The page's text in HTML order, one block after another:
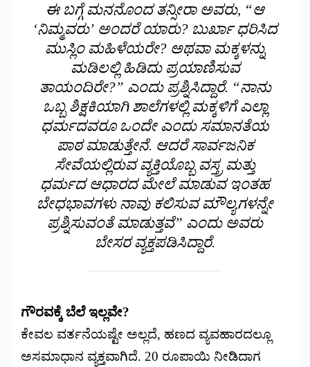
ಈ ಬಗ್ಗೆ ಮನನೊಂದ ತನ್ಸೀರಾ ಅವರು, “ಆ
‘ನಿಮ್ಮವರು’ ಅಂದರೆ ಯಾರು? ಬುರ್ಖಾ ಧರಿಸಿದ
ಮುಸ್ಲಿಂ ಮಹಿಳೆಯರೇ? ಅಥವಾ ಮಕ್ಕಳನ್ನು
ಮಡಿಲಲ್ಲಿ ಹಿಡಿದು ಪ್ರಯಾಣಿಸುವ
ತಾಯಂದಿರೇ?” ಎಂದು ಪ್ರಶ್ನಿಸಿದ್ದಾರೆ. “ನಾನು
ಒಬ್ಬ ಶಿಕ್ಷಕಿಯಾಗಿ ಶಾಲೆಗಳಲ್ಲಿ ಮಕ್ಕಳಿಗೆ ಎಲ್ಲಾ
ಧರ್ಮದವರೂ ಒಂದೇ ಎಂದು ಸಮಾನತೆಯ
ಪಾಠ ಮಾಡುತ್ತೇನೆ. ಆದರೆ ಸಾರ್ವಜನಿಕ
ಸೇವೆಯಲ್ಲಿರುವ ವ್ಯಕ್ತಿಯೊಬ್ಬ ವಸ್ತ್ರ ಮತ್ತು
ಧರ್ಮದ ಆಧಾರದ ಮೇಲೆ ಮಾಡುವ ಇಂತಹ
ಬೇಧಭಾವಗಳು ನಾವು ಕಲಿಸುವ ಮೌಲ್ಯಗಳನ್ನೇ
ಪ್ರಶ್ನಿಸುವಂತೆ ಮಾಡುತ್ತವೆ” ಎಂದು ಅವರು
ಬೇಸರ ವ್ಯಕ್ತಪಡಿಸಿದ್ದಾರೆ.
ಗೌರವಕ್ಕೆ ಬೆಲೆ ಇಲ್ಲವೇ?
ಕೇವಲ ವರ್ತನೆಯಷ್ಟೇ ಅಲ್ಲದೆ, ಹಣದ ವ್ಯವಹಾರದಲ್ಲೂ
ಅಸಮಾಧಾನ ವ್ಯಕ್ತವಾಗಿದೆ. 20 ರೂಪಾಯಿ ನೀಡಿದಾಗ